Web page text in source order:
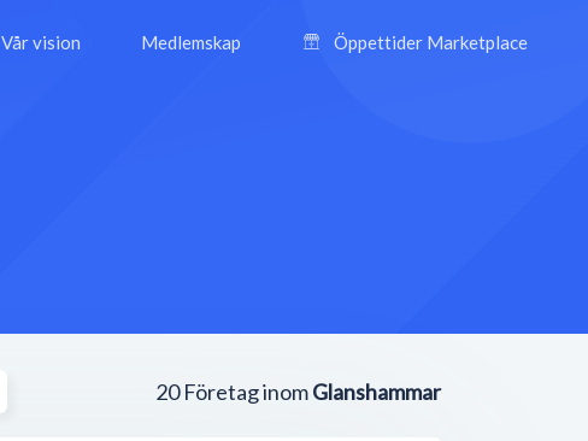
Vår vision Medlemskap Öppettider Marketplace
20 Företag inomGlanshammar